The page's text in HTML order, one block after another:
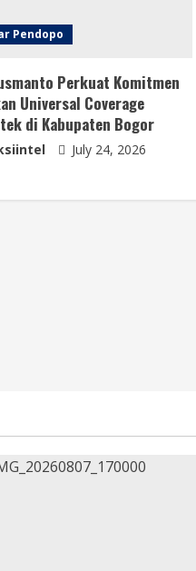
Pendopo
Perkuat Komitmen
Universal Coverage
di Kabupaten Bogor
July 24, 2026